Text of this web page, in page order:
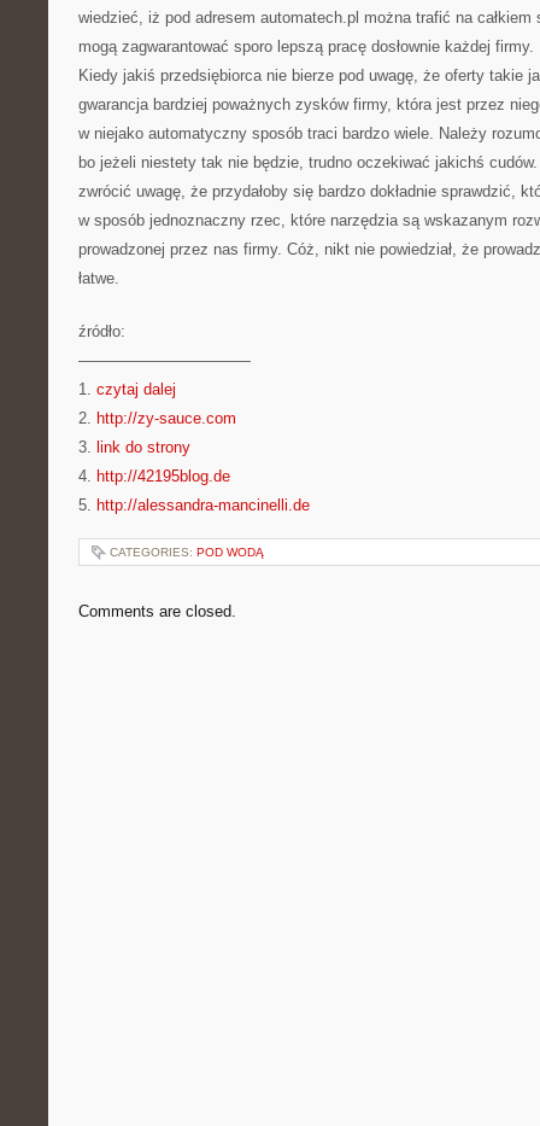
wiedzieć, iż pod adresem automatech.pl można trafić na
mogą zagwarantować sporo lepszą pracę dosłownie każdej firmy.
Kiedy jakiś przedsiębiorca nie bierze pod uwagę, że oferty takie
gwarancja bardziej poważnych zysków firmy, która jest przez
w niejako automatyczny sposób traci bardzo wiele. Należy
bo jeżeli niestety tak nie będzie, trudno oczekiwać jakichś
zwrócić uwagę, że przydałoby się bardzo dokładnie sprawdzić,
w sposób jednoznaczny rzec, które narzędzia są wskazanym
prowadzonej przez nas firmy. Cóż, nikt nie powiedział, że
łatwe.
źródło:
———————————
1. czytaj dalej
2. http://zy-sauce.com
3. link do strony
4. http://42195blog.de
5. http://alessandra-mancinelli.de
CATEGORIES: POD WODĄ
Comments are closed.